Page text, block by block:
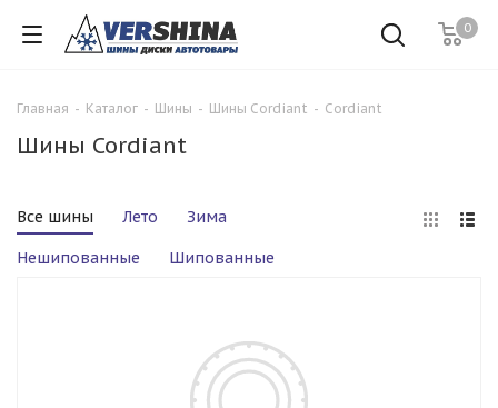
0
Главная - Каталог - Шины - Шины Cordiant - Cordiant
Шины Cordiant
Все шины Лето Зима
Нешипованные Шипованные